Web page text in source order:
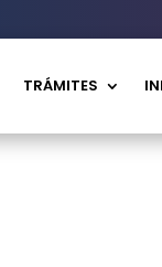
TRÁMITES